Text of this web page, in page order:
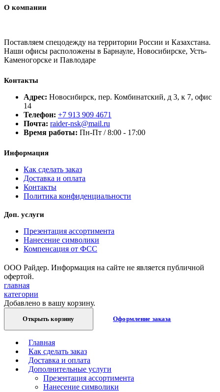
О компании
Поставляем спецодежду на территории России и Казахстана.
Наши офисы расположены в Барнауле, Новосибирске, Усть-
Каменогорске и Павлодаре
Контакты
Адрес: Новосибирск, пер. Комбинатский, д 3, к 7, офис
14
Телефон: +7 913 909 4671
Почта: raider-nsk@mail.ru
Время работы: Пн-Пт / 8:00 - 17:00
Информация
Как сделать заказ
Доставка и оплата
Контакты
Политика конфиденциальности
Доп. услуги
Презентация ассортимента
Нанесение символики
Компенсация от ФСС
ООО Райдер. Информация на сайте не является публичной
офертой.
главная
категории
Добавлено в вашу корзину.
Открыть корзину Оформление заказа
Главная
Как сделать заказ
Доставка и оплата
Дополнительные услуги
Презентация ассортимента
Нанесение символики